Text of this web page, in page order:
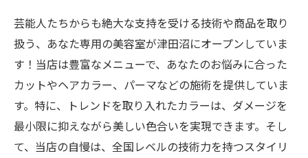
芸能人たちからも絶大な支持を受ける技術や商品を取り
扱う、あなた専用の美容室が津田沼にオープンしていま
す！当店は豊富なメニューで、あなたのお悩みに合った
カットやヘアカラー、パーマなどの施術を提供していま
す。特に、トレンドを取り入れたカラーは、ダメージを
最小限に抑えながら美しい色合いを実現できます。そし
て、当店の自慢は、全国レベルの技術力を持つスタイリ